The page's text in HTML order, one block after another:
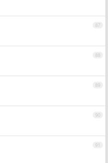
87
88
89
90
91